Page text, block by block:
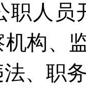
职人员
构、
、职